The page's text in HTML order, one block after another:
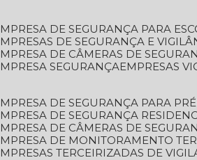
EMPRESA DE SEGURANÇA PARA
EMPRESAS DE SEGURANÇA E
EMPRESA DE CÂMERAS DE
EMPRESA SEGURANÇA
EMPRESAS
EMPRESA DE SEGURANÇA PARA
EMPRESA DE SEGURANÇA
EMPRESA DE CÂMERAS DE
EMPRESA DE MONITORAMENTO
EMPRESAS TERCEIRIZADAS DE